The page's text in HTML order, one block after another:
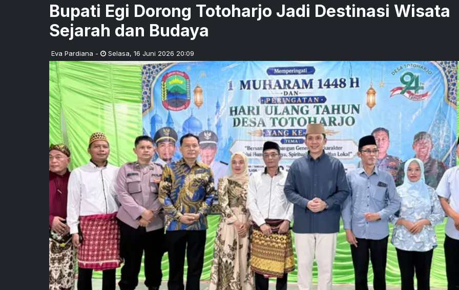
Bupati Egi Dorong Totoharjo Jadi Destinasi Wisata
Sejarah dan Budaya
Eva Pardiana - Selasa, 16 Juni 2026 20:09